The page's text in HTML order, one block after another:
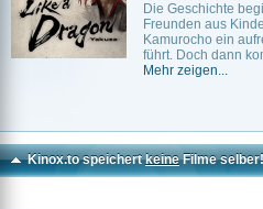
Die Geschichte
Freunden aus
Kamurocho ein
führt. Doch dann
Mehr zeigen...
Kinox.to speichertkeineFilme